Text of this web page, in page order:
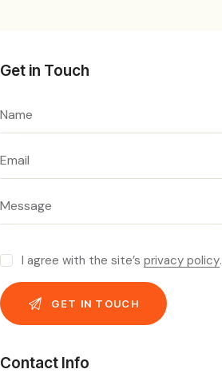
Get in Touch
I agree with the site’sprivacy policy.
Contact Info